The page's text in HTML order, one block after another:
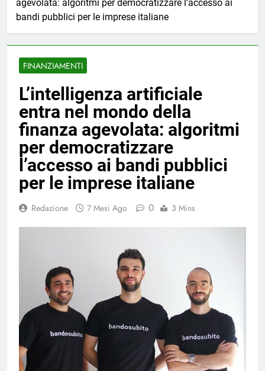
agevolata: algoritmi per democratizzare l’accesso ai
bandi pubblici per le imprese italiane
FINANZIAMENTI
L’intelligenza artificiale
entra nel mondo della
finanza agevolata: algoritmi
per democratizzare
l’accesso ai bandi pubblici
per le imprese italiane
Redazione 7 Mesi Ago 0 3 Mins